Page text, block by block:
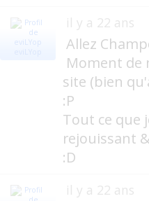
eviLYop
il y a 22 ans
Allez
Moment de
site (bien
:P
Tout ce que
rejouissant
:D
il y a 22 ans